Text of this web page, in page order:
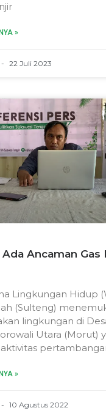
»
22 Juli 2023
Ancaman Gas
Lingkungan Hidup
(Sulteng)
lingkungan di
Utara (Morut)
»
10 Agustus 2022